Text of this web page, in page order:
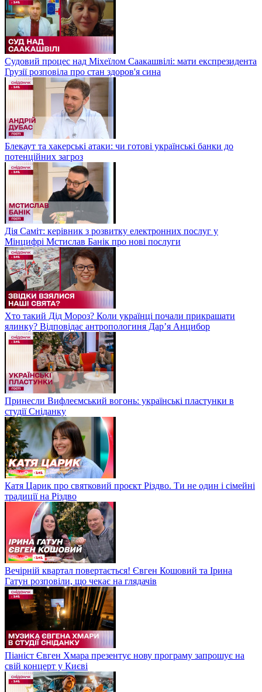
Судовий процес над Міхеїлом Саакашвілі: мати експрезидента
Грузії розповіла про стан здоров'я сина
Блекаут та хакерські атаки: чи готові українські банки до
потенційних загроз
Дія Саміт: керівник з розвитку електронних послуг у
Мінцифрі Мстислав Банік про нові послуги
Хто такий Дід Мороз? Коли українці почали прикрашати
ялинку? Відповідає антропологиня Дарʼя Анцибор
Принесли Вифлеємський вогонь: українські пластунки в
студії Сніданку
Катя Царик про святковий проєкт Різдво. Ти не один і сімейні
традиції на Різдво
Вечірній квартал повертається! Євген Кошовий та Ірина
Гатун розповіли, що чекає на глядачів
Піаніст Євген Хмара презентує нову програму запрошує на
свій концерт у Києві